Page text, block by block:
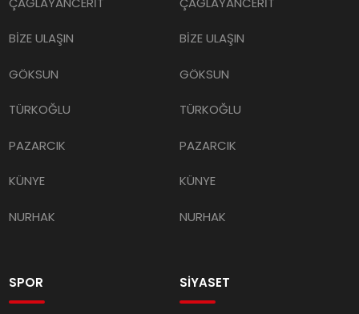
BİZE ULAŞIN
GÖKSUN
TÜRKOĞLU
PAZARCIK
KÜNYE
NURHAK
BİZE ULAŞIN
GÖKSUN
TÜRKOĞLU
PAZARCIK
KÜNYE
NURHAK
SPOR SİYASET